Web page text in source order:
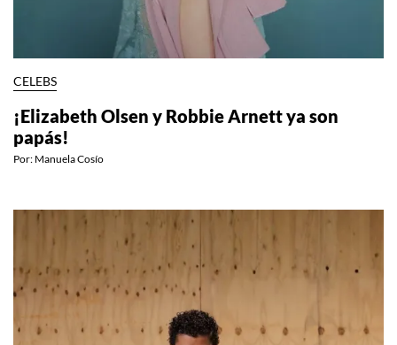
CELEBS
¡Elizabeth Olsen y Robbie Arnett ya son
papás!
Por: Manuela Cosío